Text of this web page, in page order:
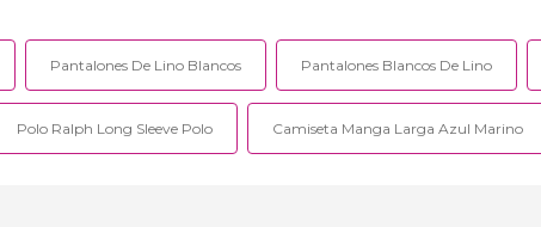
Pantalones De Lino Blancos Pantalones Blancos De Lino
Polo Ralph Long Sleeve Polo Camiseta Manga Larga Azul Marino